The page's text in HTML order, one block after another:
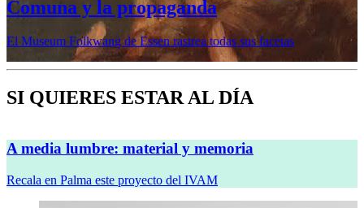
vanguardia, Minor White o Dana
Lixenberg, en otoño en la Fundación
MAPFRE
Veremos cinco muestras en sus sedes de Madrid y Barcelona
SI QUIERES ESTAR AL DÍA
A media lumbre: material y memoria